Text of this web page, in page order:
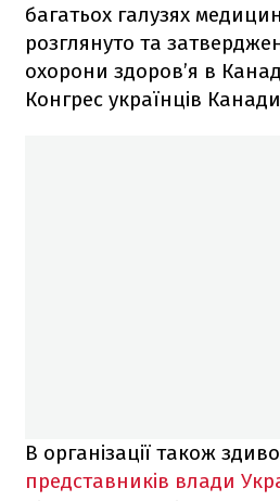
багатьох галузях
розглянуто та
охорони здоров’я в
Конгрес українців
В організації також
представників влади